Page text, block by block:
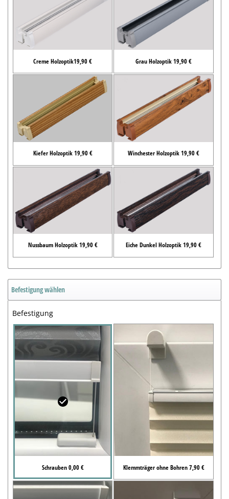
Creme Holzoptik19,90 € Grau Holzoptik 19,90 €
Kiefer Holzoptik 19,90 € Winchester Holzoptik 19,90 €
Nussbaum Holzoptik 19,90 € Eiche Dunkel Holzoptik 19,90 €
Befestigung wählen
Befestigung
Schrauben 0,00 € Klemmträger ohne Bohren 7,90 €